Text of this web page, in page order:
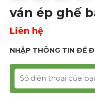
ván ép ghế
Liên hệ
NHẬP THÔNG TIN ĐỂ